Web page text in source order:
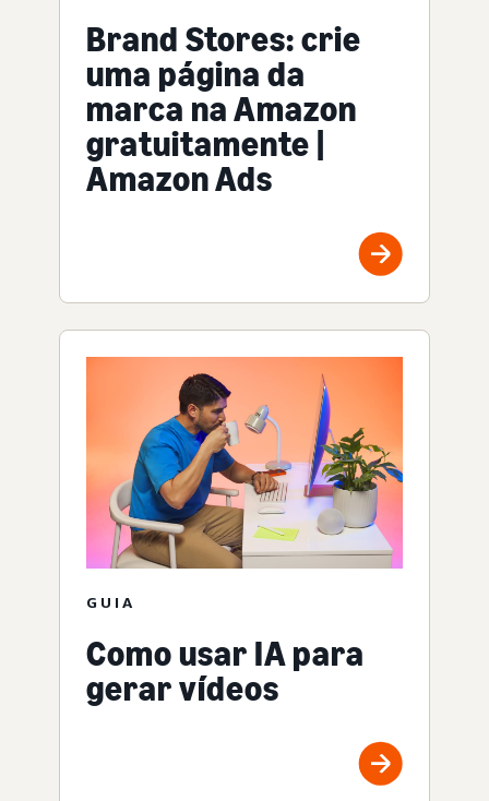
Brand Stores: crie
uma página da
marca na Amazon
gratuitamente |
Amazon Ads
GUIA
Como usar IA para
gerar vídeos